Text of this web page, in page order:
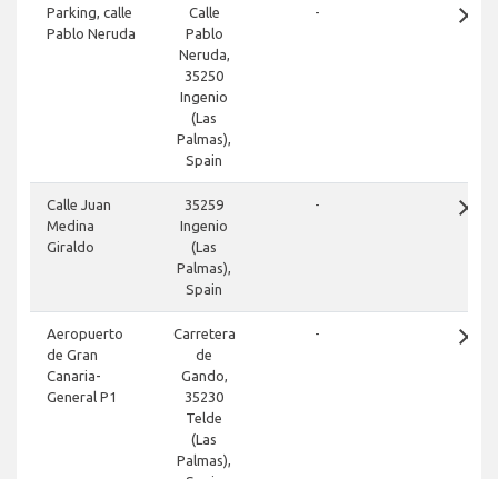
Parking, calle
Pablo Neruda
Calle
Pablo
Neruda,
35250
Ingenio
(Las
Palmas),
Spain
- close
Calle Juan
Medina
Giraldo
35259
Ingenio
(Las
Palmas),
Spain
- close
Aeropuerto
de Gran
Canaria-
General P1
Carretera
de
Gando,
35230
Telde
(Las
Palmas),
- close